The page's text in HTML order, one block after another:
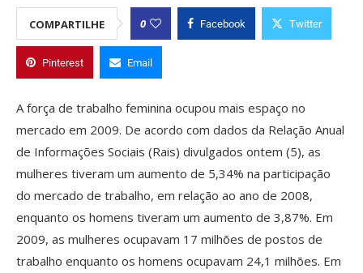
COMPARTILHE 0 Facebook Twitter
Pinterest Email
A força de trabalho feminina ocupou mais espaço no
mercado em 2009. De acordo com dados da Relação Anual
de Informações Sociais (Rais) divulgados ontem (5), as
mulheres tiveram um aumento de 5,34% na participação
do mercado de trabalho, em relação ao ano de 2008,
enquanto os homens tiveram um aumento de 3,87%. Em
2009, as mulheres ocupavam 17 milhões de postos de
trabalho enquanto os homens ocupavam 24,1 milhões. Em